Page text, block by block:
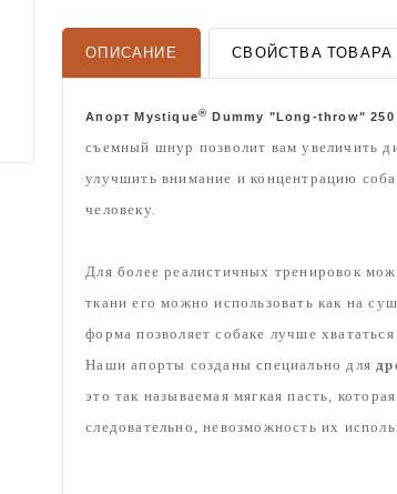
ОПИСАНИЕ СВОЙСТВА ТОВАРА
Апорт Mystique® Dummy "Long-throw"
съемный шнур позволит вам увеличить
улучшить внимание иконцентрацию
человеку.
Для более реалистичных тренировок
ткани его можно использовать как на
форма позволяет собаке лучше хвататься
Наши апорты созданы специально для
это так называемая мягкая пасть,
следовательно, невозможность их